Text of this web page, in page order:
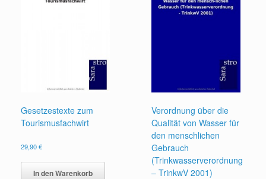
Gesetzestexte zum
Tourismusfachwirt
29,90€
In den Warenkorb
Verordnung über die
Qualität von Wasser für
den menschlichen
Gebrauch
(Trinkwasserverordnung
– TrinkwV 2001)